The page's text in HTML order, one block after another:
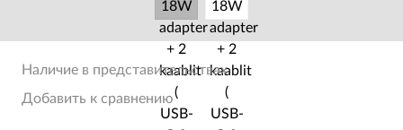
Наличие в представительствах
Добавить к сравнению